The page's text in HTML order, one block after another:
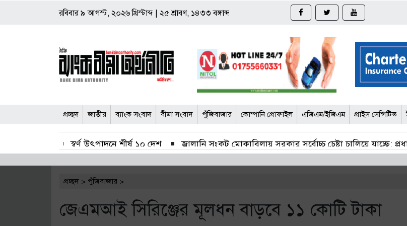
রবিবার ৯ আগস্ট, ২০২৬ খ্রিস্টাব্দ ২৫ শ্রাবণ, ১৪৩৩ বঙ্গাব্দ
প্রচ্ছদ জাতীয় ব্যাংক সংবাদ বীমা সংবাদ পুঁজিবাজার কোম্পানি প্রোফাইল এজিএম/ইজিএম প্রাইস সেন্সিটিভ
স্বর্ণ উৎপাদনে শীর্ষ ১০ দেশ জ্বালানি সংকট মোকাবিলায় সরকার সর্বোচ্চ চেষ্টা চালিয়ে যাচ্ছে:
সাপ্তাহিক লেনদেনের শীর্ষে সুহৃদ ইন্ডাষ্ট্রিজ
সাপ্তাহিক রিটার্নে দর বেড়েছে ৮ খাতে
২ হাজার কোটি টাকার বেড়েছে বাজার মূলধন
পঞ্চগড়ের ১৯ চা কারখানার অনুমোদনের মেয়াদ বাড়াল বাংলাদেশ চা বোর্ড
প্রচ্ছদ > পুঁজিবাজার >
জেএমআই সিরিঞ্জের মূলধন বাড়বে ১১ কোটি টাকা